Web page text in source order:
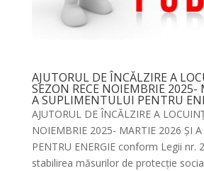
AJUTORUL DE ÎNCĂLZIRE A
SEZON RECE NOIEMBRIE 2025-
A SUPLIMENTULUI PENTRU
AJUTORUL DE ÎNCĂLZIRE A
NOIEMBRIE 2025- MARTIE 2026 ȘI
PENTRU ENERGIE conform Legii nr.
stabilirea măsurilor de protecţie